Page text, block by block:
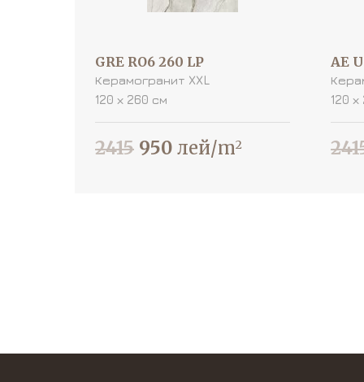
GRE RO6 260 LP
Керамогранит XXL
120 х 260 см
2415 950 лей/m2
AE
120